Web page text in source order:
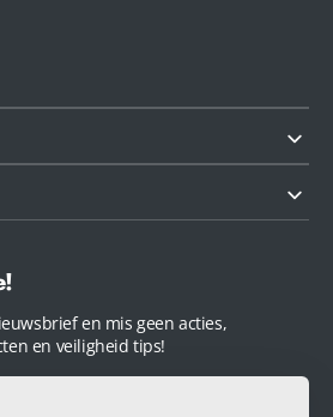
en mis geen acties,
en veiligheid tips!